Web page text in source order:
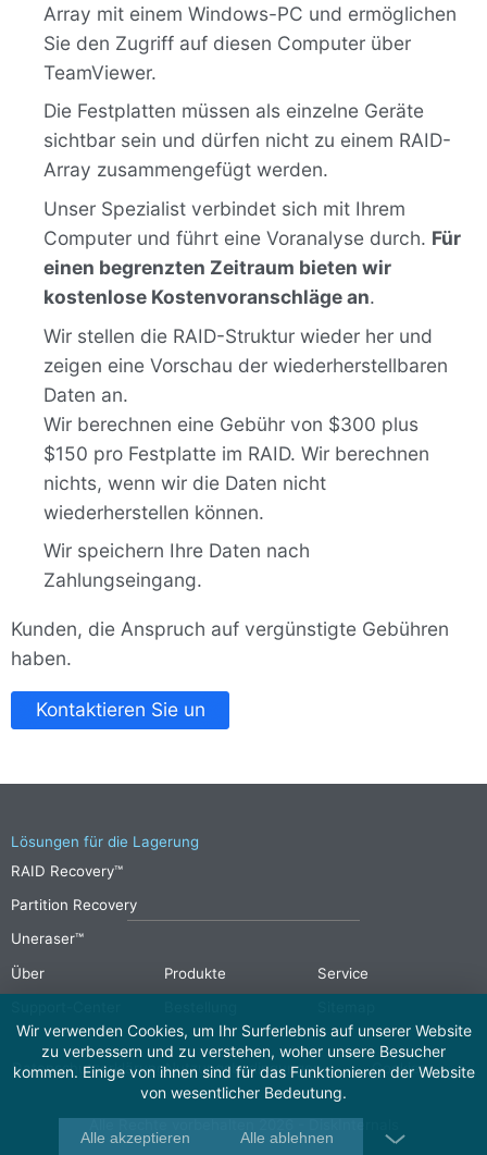
Array mit einem Windows-PC und ermöglichen
Sie den Zugriff auf diesen Computer über
TeamViewer.
Die Festplatten müssen als einzelne Geräte
sichtbar sein und dürfen nicht zu einem RAID-
Array zusammengefügt werden.
Unser Spezialist verbindet sich mit Ihrem
Computer und führt eine Voranalyse durch. Für
einen begrenzten Zeitraum bieten wir
kostenlose Kostenvoranschläge an.
Wir stellen die RAID-Struktur wieder her und
zeigen eine Vorschau der wiederherstellbaren
Daten an.
Wir berechnen eine Gebühr von $300 plus
$150 pro Festplatte im RAID. Wir berechnen
nichts, wenn wir die Daten nicht
wiederherstellen können.
Wir speichern Ihre Daten nach
Zahlungseingang.
Kunden, die Anspruch auf vergünstigte Gebühren
haben.
Kontaktieren Sie un
Lösungen für die Lagerung
RAID Recovery™
Partition Recovery
Uneraser™
Über
Produkte
Service
DatenschutzerklärungNutzungsbedingungen Cookies
Alle Rechte vorbehalten 2026 - DiskInternals
Wir verwenden Cookies, um Ihr Surferlebnis auf unserer Website
zu verbessern und zu verstehen, woher unsere Besucher
kommen. Einige von ihnen sind für das Funktionieren der Website
von wesentlicher Bedeutung.
Alle akzeptieren Alle ablehnen